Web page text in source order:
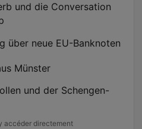
und die Conversation
über neue EU-Banknoten
Münster
und der Schengen-
accéder directement